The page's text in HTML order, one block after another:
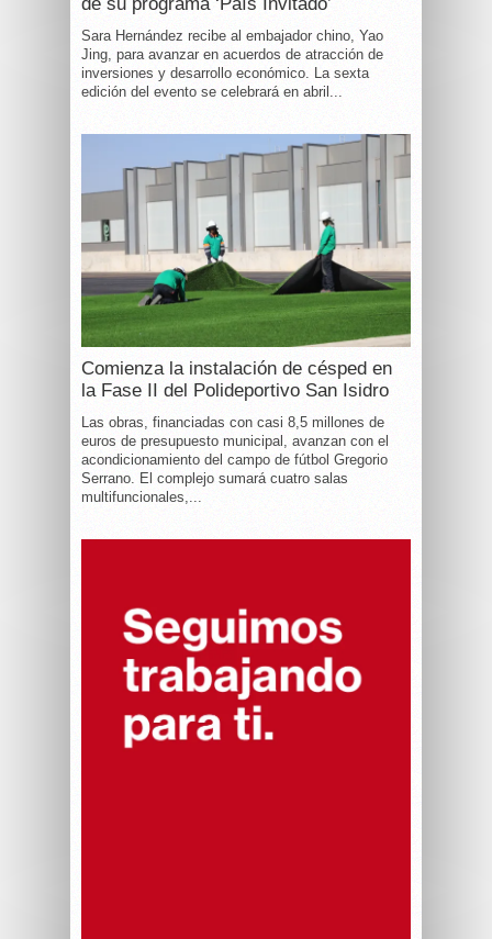
Sara Hernández recibe al embajador chino, Yao
Jing, para avanzar en acuerdos de atracción de
inversiones y desarrollo económico. La sexta
edición del evento se celebrará en abril...
Comienza la instalación de césped en
la Fase II del Polideportivo San Isidro
Las obras, financiadas con casi 8,5 millones de
euros de presupuesto municipal, avanzan con el
acondicionamiento del campo de fútbol Gregorio
Serrano. El complejo sumará cuatro salas
multifuncionales,...